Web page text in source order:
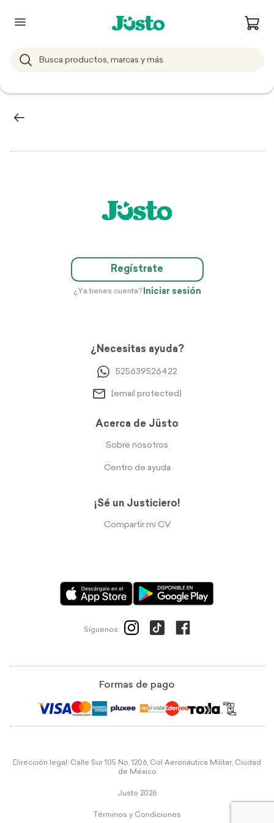
Regístrate
¿Ya tienes cuenta? Iniciar sesión
¿Necesitas ayuda?
525639526422
[email protected]
Acerca de Jüsto
Sobre nosotros
Centro de ayuda
¡Sé un Justiciero!
Compartir mi CV
Síguenos:
Formas de pago
Dirección legal: Calle Sur 105 No. 1206, Col Aeronáutica Militar, Ciudad
de México
Justo 2026
Términos y Condiciones